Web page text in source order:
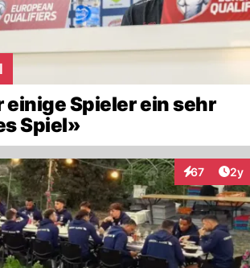
einige Spieler ein sehr
Spiel»
67
Interaktionen
2y